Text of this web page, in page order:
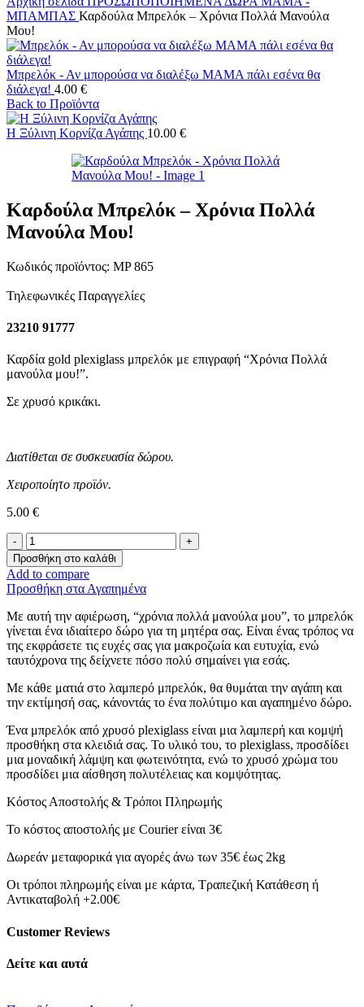
ΜΠΑΜΠΑΣ Καρδούλα Μπρελόκ – Χρόνια Πολλά Μανούλα
Μου!
Μπρελόκ - Αν μπορούσα να διαλέξω ΜΑΜΑ πάλι εσένα θα
διάλεγα! 4.00 €
Back to Προϊόντα
Η Ξύλινη Κορνίζα Αγάπης 10.00 €
Καρδούλα Μπρελόκ – Χρόνια Πολλά
Μανούλα Μου!
Κωδικός προϊόντος: MP 865
Τηλεφωνικές Παραγγελίες
23210 91777
Καρδία gold plexiglass μπρελόκ με επιγραφή “Χρόνια Πολλά
μανούλα μου!”.
Σε χρυσό κρικάκι.
Διατίθεται σε συσκευασία δώρου.
Χειροποίητο προϊόν.
5.00 €
Καρδούλα
Μπρελόκ
-
Χρόνια
Πολλά
Μανούλα
Μου!
ποσότητα
Προσθήκη στο καλάθι
Add to compare
Προσθήκη στα Αγαπημένα
Με αυτή την αφιέρωση, “χρόνια πολλά μανούλα μου”, το μπρελόκ
γίνεται ένα ιδιαίτερο δώρο για τη μητέρα σας. Είναι ένας τρόπος να
της εκφράσετε τις ευχές σας για μακροζωία και ευτυχία, ενώ
ταυτόχρονα της δείχνετε πόσο πολύ σημαίνει για εσάς.
Με κάθε ματιά στο λαμπερό μπρελόκ, θα θυμάται την αγάπη και
την εκτίμησή σας, κάνοντάς το ένα πολύτιμο και αγαπημένο δώρο.
Ένα μπρελόκ από χρυσό plexiglass είναι μια λαμπερή και κομψή
προσθήκη στα κλειδιά σας. Το υλικό του, το plexiglass, προσδίδει
μια μοναδική λάμψη και φωτεινότητα, ενώ το χρυσό χρώμα του
προσδίδει μια αίσθηση πολυτέλειας και κομψότητας.
Κόστος Αποστολής & Τρόποι Πληρωμής
Το κόστος αποστολής με Courier είναι 3€
Δωρεάν μεταφορικά για αγορές άνω των 35€ έως 2kg
Οι τρόποι πληρωμής είναι με κάρτα, Τραπεζική Κατάθεση ή
Αντικαταβολή +2.00€
Customer Reviews
Δείτε και αυτά